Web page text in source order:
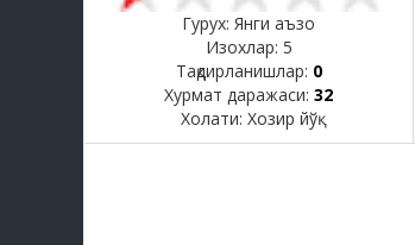
Гурух: Янги аъзо
Изохлар: 5
Тақдирланишлар: 0
Хурмат даражаси: 32
Холати: Хозир йўқ